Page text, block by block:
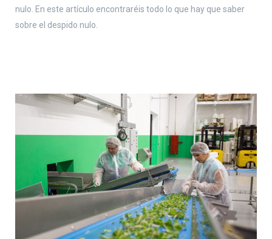
nulo. En este artículo encontraréis todo lo que hay que saber
sobre el despido nulo.